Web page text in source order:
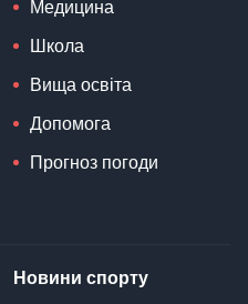
Медицина
Школа
Вища освіта
Допомога
Прогноз погоди
Новини спорту